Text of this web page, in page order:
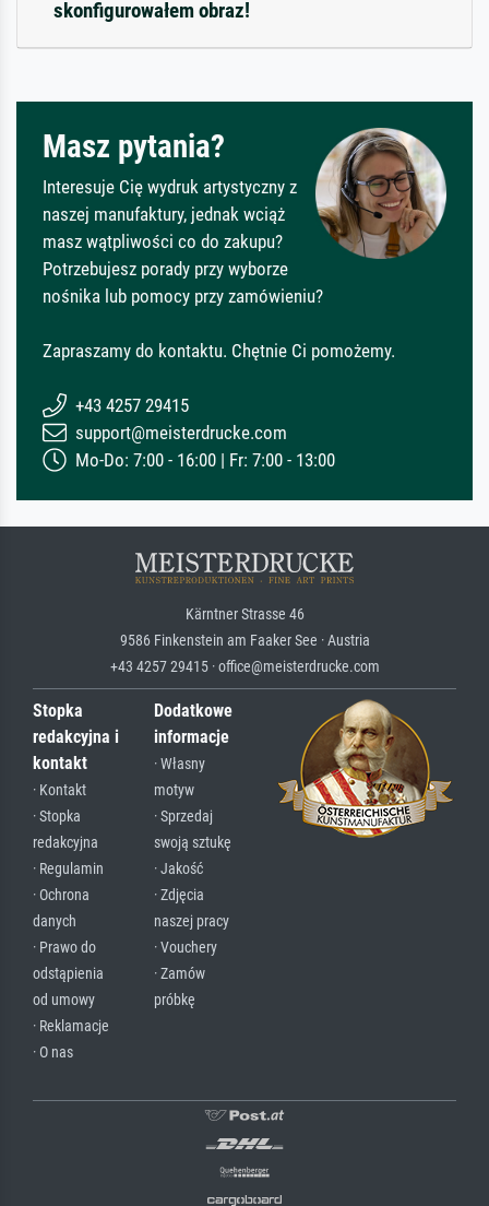
skonfigurowałem obraz!
Masz pytania?
Interesuje Cię wydruk artystyczny z
naszej manufaktury, jednak wciąż
masz wątpliwości co do zakupu?
Potrzebujesz porady przy wyborze
nośnika lub pomocy przy zamówieniu?
Zapraszamy do kontaktu. Chętnie Ci pomożemy.
+43 4257 29415
support@meisterdrucke.com
Mo-Do: 7:00 - 16:00 | Fr: 7:00 - 13:00
Kärntner Strasse 46
9586 Finkenstein am Faaker See · Austria
+43 4257 29415 · office@meisterdrucke.com
Stopka
redakcyjna i
kontakt
· Kontakt
· Stopka
redakcyjna
· Regulamin
· Ochrona
danych
· Prawo do
odstąpienia
od umowy
· Reklamacje
· O nas
Dodatkowe
informacje
· Własny
motyw
· Sprzedaj
swoją sztukę
· Jakość
· Zdjęcia
naszej pracy
· Vouchery
· Zamów
próbkę